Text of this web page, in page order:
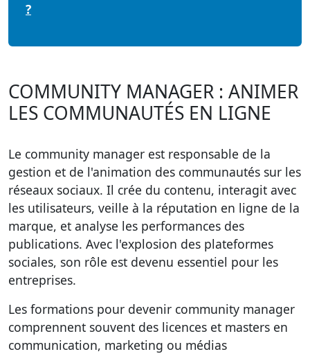
?
COMMUNITY MANAGER : ANIMER
LES COMMUNAUTÉS EN LIGNE
Le community manager est responsable de la
gestion et de l'animation des communautés sur les
réseaux sociaux. Il crée du contenu, interagit avec
les utilisateurs, veille à la réputation en ligne de la
marque, et analyse les performances des
publications. Avec l'explosion des plateformes
sociales, son rôle est devenu essentiel pour les
entreprises.
Les formations pour devenir community manager
comprennent souvent des licences et masters en
communication, marketing ou médias